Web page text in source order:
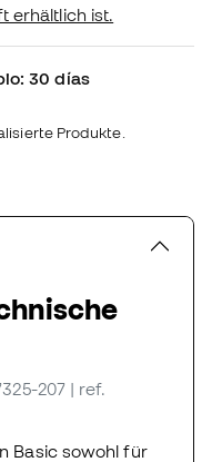
erhältlich ist.
30 días
Produkte.
207 | ref.
Basic sowohl für